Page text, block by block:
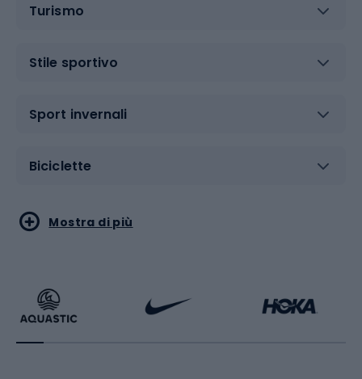
Turismo
Stile sportivo
Sport invernali
Biciclette
Sport acquatici
Bikepacking
Sport di arti marziali
Sport con le racchette
Mostra di più